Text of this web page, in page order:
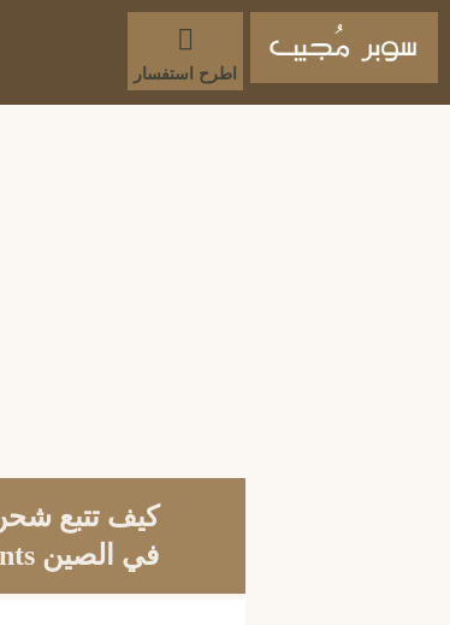
اطرح استفسار
في الصين SunYou Tracking Shipments ؟